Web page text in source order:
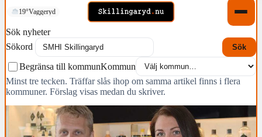
19°Vaggeryd
Sök nyheter
Sökord
Sök
Begränsa till kommunKommun
Minst tre tecken. Träffar slås ihop om samma artikel finns i flera
kommuner. Förslag visas medan du skriver.